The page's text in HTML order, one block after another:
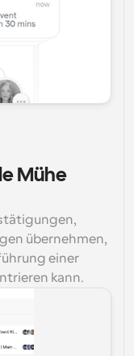
Mühe
übernehmen,
einer
kann.